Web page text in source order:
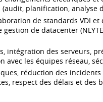
planification, analyse
de standards VDI et
de datacenter
intégration des serveurs,
avec les équipes réseau,
réduction des
respect des délais et des